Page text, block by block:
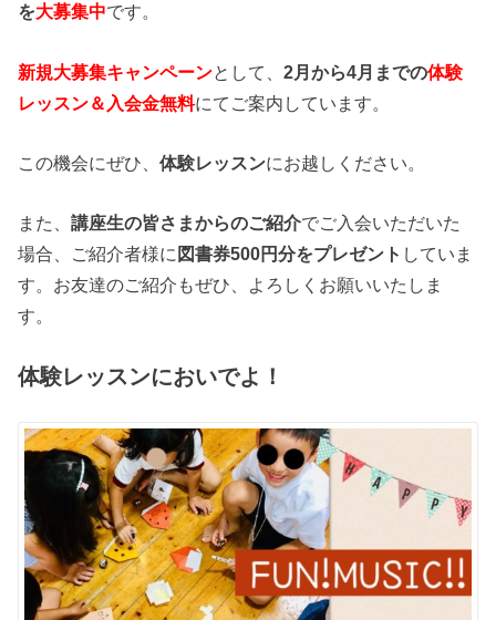
を大募集中です。
新規大募集キャンペーンとして、2月から4月までの体験
レッスン＆入会金無料にてご案内しています。
この機会にぜひ、体験レッスンにお越しください。
また、講座生の皆さまからのご紹介でご入会いただいた
場合、ご紹介者様に 図書券500円分をプレゼント していま
す。お友達のご紹介もぜひ、よろしくお願いいたしま
す。
体験レッスンにおいでよ！